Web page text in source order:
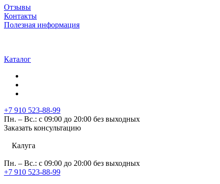
Отзывы
Контакты
Полезная информация
Каталог
+7 910 523-88-99
Пн. – Вс.: с 09:00 до 20:00 без выходных
Заказать консультацию
Калуга
Пн. – Вс.: с 09:00 до 20:00 без выходных
+7 910 523-88-99